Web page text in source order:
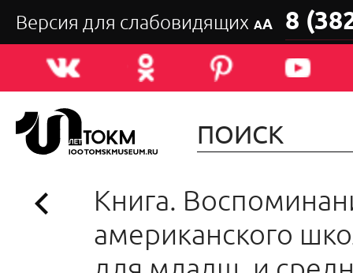
Версия для слабовидящих АА 8
Книга.
американского